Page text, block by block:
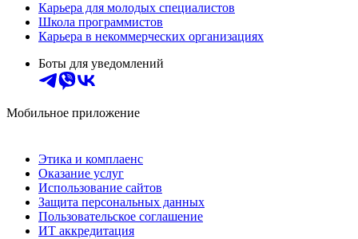
Карьера для молодых специалистов
Школа программистов
Карьера в некоммерческих организациях
Боты для уведомлений
Мобильное приложение
Этика и комплаенс
Оказание услуг
Использование сайтов
Защита персональных данных
Пользовательское соглашение
ИТ аккредитация